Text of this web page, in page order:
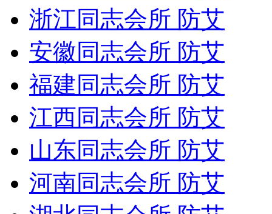
浙江同志会所 防艾
安徽同志会所 防艾
福建同志会所 防艾
江西同志会所 防艾
山东同志会所 防艾
河南同志会所 防艾